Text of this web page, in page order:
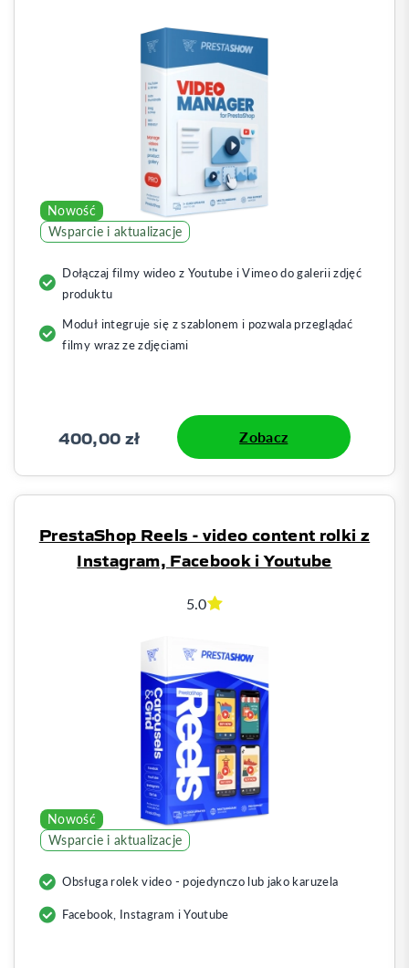
Wsparcie i aktualizacje
Nowość
Dołączaj filmy wideo z Youtube i Vimeo do galerii zdjęć
produktu
Moduł integruje się z szablonem i pozwala przeglądać
filmy wraz ze zdjęciami
400,00 zł Zobacz
PrestaShop Reels - video content rolki z
Instagram, Facebook i Youtube
5.0
Wsparcie i aktualizacje
Nowość
Obsługa rolek video - pojedynczo lub jako karuzela
Facebook, Instagram i Youtube